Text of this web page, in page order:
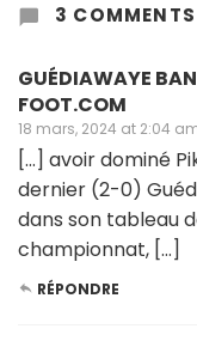
3 COMMENTS
GUÉDIAWAYE
FOOT.COM
18 mars, 2024 at 2:04
[…] avoir dominé
dernier (2-0)
dans son tableau
championnat, […]
RÉPONDRE